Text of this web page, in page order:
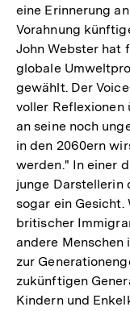
eine Erinnerung
Vorahnung
John Webster hat
globale
gewählt. Der
voller Reflexionen
an seine noch
in den 2060ern
werden." In einer
junge Darstellerin
sogar ein Gesicht.
britischer
andere Menschen
zur
zukünftigen
Kindern und